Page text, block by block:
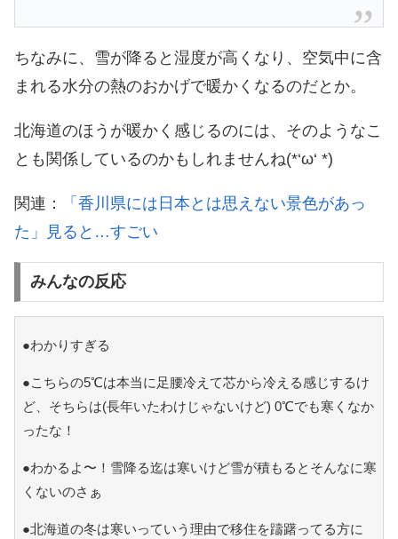
ちなみに、雪が降ると湿度が高くなり、空気中に含
まれる水分の熱のおかげで暖かくなるのだとか。
北海道のほうが暖かく感じるのには、そのようなこ
とも関係しているのかもしれませんね(*‘ω‘ *)
関連：
「香川県には日本とは思えない景色があっ
た」見ると…すごい
みんなの反応
●わかりすぎる
●こちらの5℃は本当に足腰冷えて芯から冷える感じするけ
ど、そちらは(長年いたわけじゃないけど) 0℃でも寒くなか
ったな！
●わかるよ〜！雪降る迄は寒いけど雪が積もるとそんなに寒
くないのさぁ
●北海道の冬は寒いっていう理由で移住を躊躇ってる方に